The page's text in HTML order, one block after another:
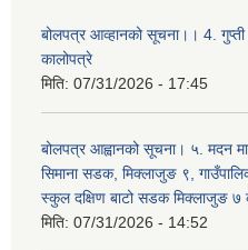
बोलपत्र आव्हानको सूचना।। 4.
कालोपत्रे
मिति: 07/31/2026 - 17:45
बोलपत्र आह्वानको सूचना। ५. मदन
सिमाना सडक, मिक्लाजुङ ९,
स्कुल दक्षिण बाटो सडक मिक्लाजुङ ७
मिति: 07/31/2026 - 14:52